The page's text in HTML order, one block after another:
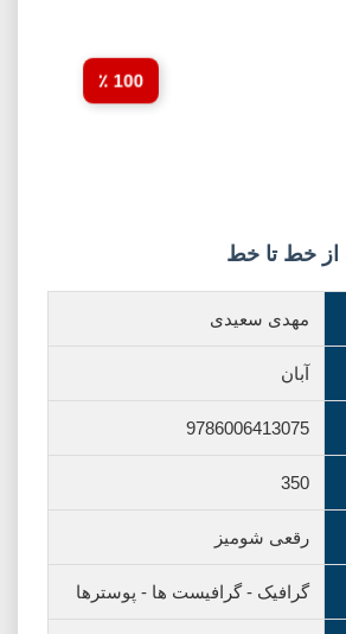
100 ٪
خط تا خط
مهدی سعیدی
آبان
9786006413075
350
رقعی شومیز
گرافیک -گرافیست ها - پوسترها